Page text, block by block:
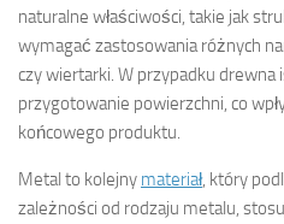
naturalne właściwości, takie jak
wymagać zastosowania różnych
czy wiertarki. W przypadku
przygotowanie powierzchni, co
końcowego produktu.
Metal to kolejny materiał, który
zależności od rodzaju metalu,